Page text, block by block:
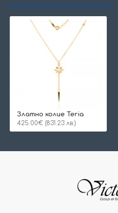
Златно колие Teria
425.00€ (831.23 лв.)